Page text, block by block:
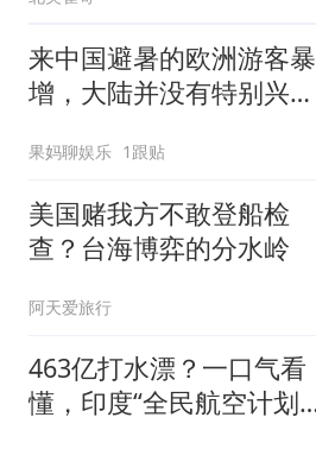
来中国避暑的欧洲游客暴
增，大陆并没有特别兴
果妈聊娱乐 1跟贴
美国赌我方不敢登船检
查？台海博弈的分水岭
阿天爱旅行
463亿打水漂？一口气看
懂，印度“全民航空计划”